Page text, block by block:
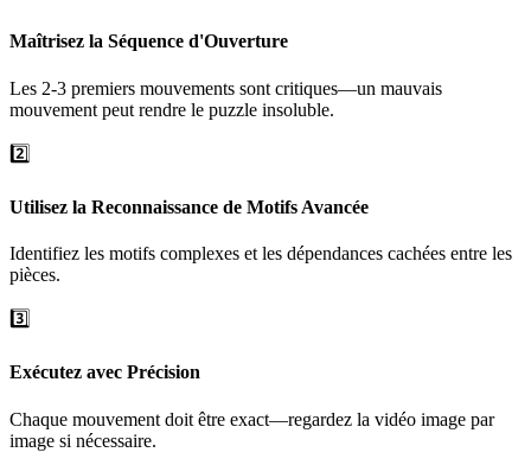
Maîtrisez la Séquence d'Ouverture
Les 2-3 premiers mouvements sont critiques—un mauvais
mouvement peut rendre le puzzle insoluble.
2️⃣
Utilisez la Reconnaissance de Motifs Avancée
Identifiez les motifs complexes et les dépendances cachées entre les
pièces.
3️⃣
Exécutez avec Précision
Chaque mouvement doit être exact—regardez la vidéo image par
image si nécessaire.